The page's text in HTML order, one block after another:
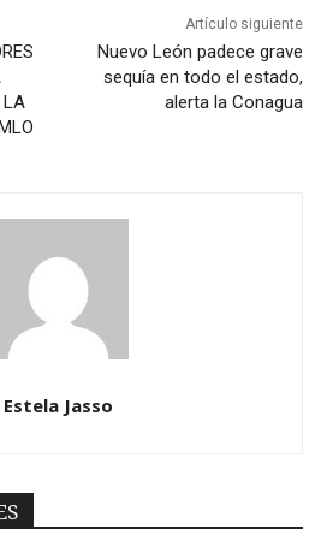
LA
Artículo siguiente
Nuevo León padece grave
sequía en todo el estado,
alerta la Conagua
Estela Jasso